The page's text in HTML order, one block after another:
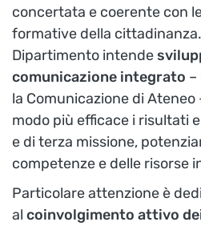
concertata e coerente con
formative della
Dipartimento intende
comunicazione integrato –
la Comunicazione di
modo più efficace i risultati
e di terza missione,
competenze e delle risorse
Particolare attenzione è
al coinvolgimento attivo